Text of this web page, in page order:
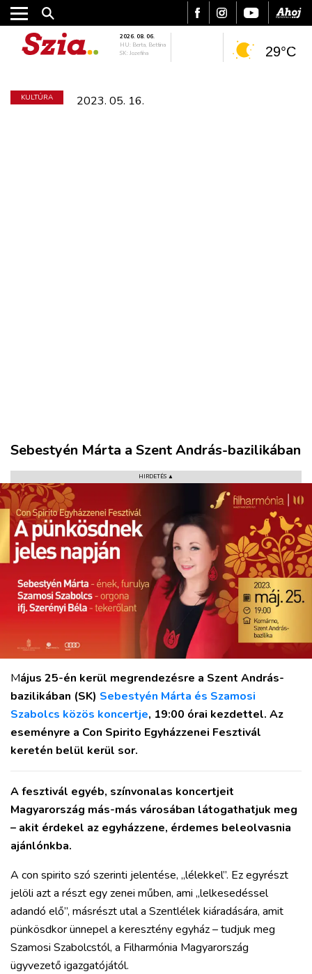
VÁROS
RÉGIÓ
SPORT
KULTÚRA
MIX
2026. 08. 06.
HU: Berta, Bettina
SK: Jozefína
29°C
KULTÚRA 2023. 05. 16.
Sebestyén Márta a Szent András-bazilikában
HIRDETÉS ▲
Május 25-én kerül megrendezésre a Szent András-
bazilikában (SK) Sebestyén Márta és Szamosi
Szabolcs közös koncertje, 19:00 órai kezdettel. Az
eseményre a Con Spirito Egyházzenei Fesztivál
keretén belül kerül sor.
A fesztivál egyéb, színvonalas koncertjeit
Magyarország más-más városában látogathatjuk meg
– akit érdekel az egyházzene, érdemes beleolvasnia
ajánlónkba.
A con spirito szó szerinti jelentése, „lélekkel”. Ez egyrészt
jelöli azt a részt egy zenei műben, ami „lelkesedéssel
adandó elő”, másrészt utal a Szentlélek kiáradására, amit
pünkösdkor ünnepel a keresztény egyház – tudjuk meg
Szamosi Szabolcstól, a Filharmónia Magyarország
ügyvezető igazgatójától.